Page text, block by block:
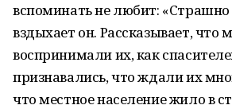
вспоминать не любит: «Страшно
вздыхает он. Рассказывает, что
воспринимали их, как
признавались, что ждали их
что местное население жило в